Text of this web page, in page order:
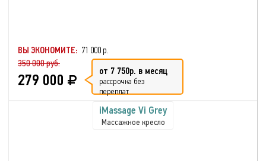
ВЫ ЭКОНОМИТЕ: 71 000 р.
350 000 руб.
279 000 от 7 750р. в месяц
рассрочка без
переплат
iMassage Vi Grey
Массажное кресло